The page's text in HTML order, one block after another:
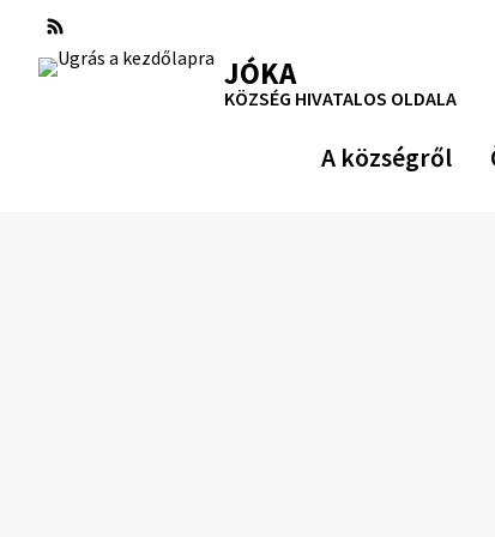
Ugrás
tartalomra
RSS Oldaltérkép
Nyomtatás JÓKA
KÖZSÉG HIVATALOS OLDALA
A községről